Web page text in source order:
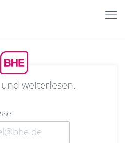
weiterlesen.